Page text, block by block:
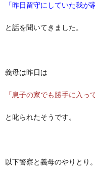
「昨日留守にしていた我が
と話を聞いてきました。
義母は昨日は
「息子の家でも勝手に入っ
と叱られたそうです。
以下警察と義母のやりとり。